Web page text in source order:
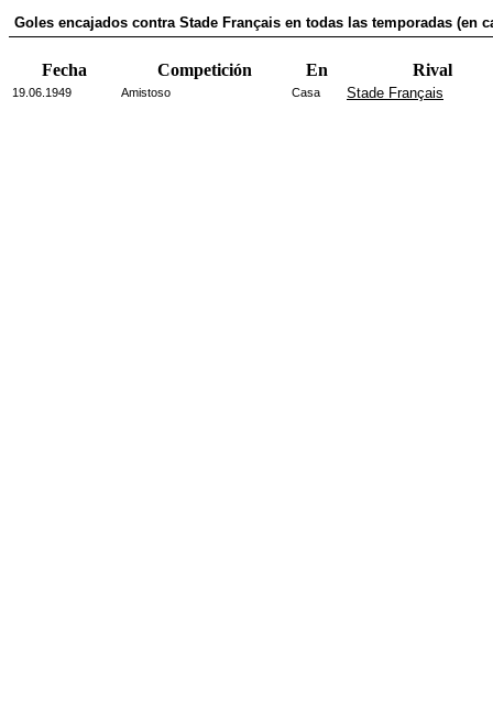
Goles encajados contra Stade Français en todas las temporadas (en
Fecha Competición En Rival
19.06.1949 Amistoso Casa Stade Français